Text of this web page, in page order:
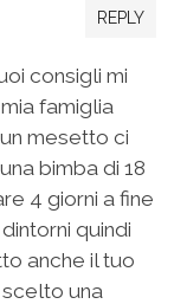
REPLY
consigli mi
famiglia
mesetto ci
bimba di 18
4 giorni a fine
quindi
anche il tuo
una